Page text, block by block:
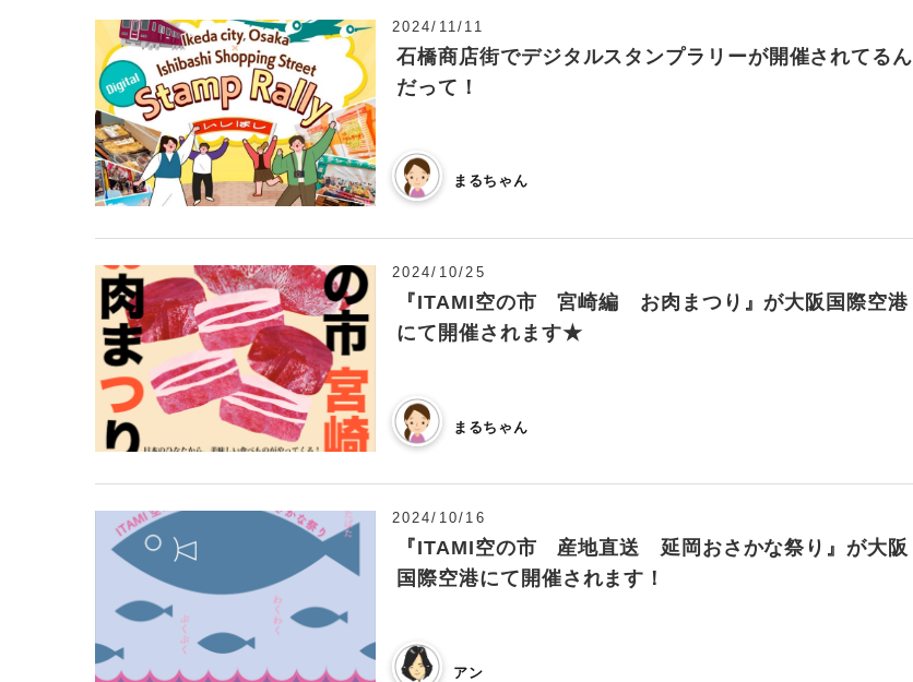
2024/11/11
石橋商店街でデジタルスタンプラリーが開催されてるん
だって！
まるちゃん
2024/10/25
『ITAMI空の市 宮崎編 お肉まつり』が大阪国際空港
にて開催されます★
まるちゃん
2024/10/16
『ITAMI空の市 産地直送 延岡おさかな祭り』が大阪
国際空港にて開催されます！
アン